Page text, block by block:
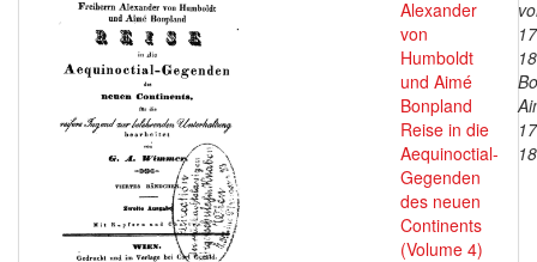
Alexander
von
Humboldt
und Aimé
Bonpland
Reise in die
Aequinoctial-
Gegenden
des neuen
Continents
(Volume 4)